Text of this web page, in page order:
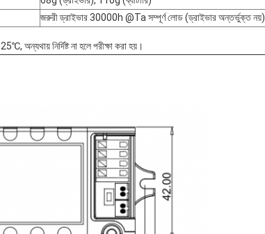
জরুরী ড্রাইভার 30000h @Ta সম্পূর্ণ লোড (ড্রাইভার অন্তর্ভুক্ত নয়)
অন্যথায় নির্দিষ্ট না হলে পরীক্ষা করা হয়।